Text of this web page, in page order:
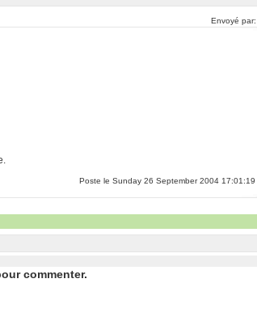
Envoyé
Poste le Sunday 26 September 2004 17:01:19
commenter.